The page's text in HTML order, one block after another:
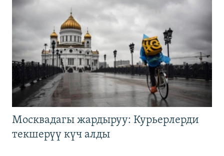
Москвадагы жардыруу: Курьерлерди
текшерүү күч алды